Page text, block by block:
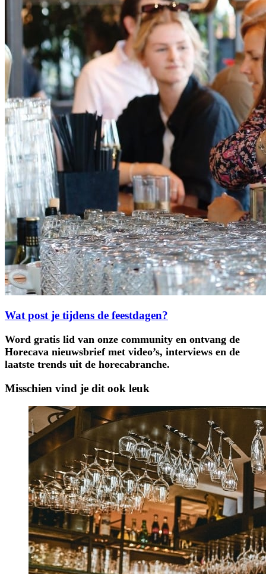
Wat post je tijdens de feestdagen?
Word gratis lid van onze community en ontvang de
Horecava nieuwsbrief met video’s, interviews en de
laatste trends uit de horecabranche.
Misschien vind je dit ook leuk